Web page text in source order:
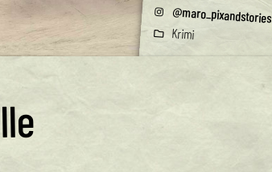
@maro_pixandstories
Krimi